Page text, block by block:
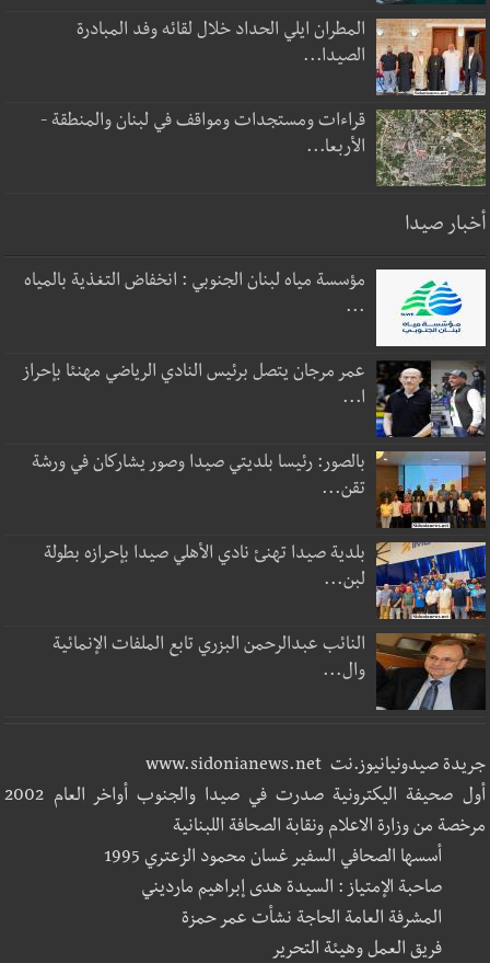
المطران ايلي الحداد خلال لقائه وفد المبادرة
الصيدا...
قراءات ومستجدات ومواقف في لبنان والمنطقة -
الأربعا...
أخبار صيدا
مؤسسة مياه لبنان الجنوبي : انخفاض التغذية بالمياه
...
عمر مرجان يتصل برئيس النادي الرياضي مهنئا بإحراز
ا...
بالصور: رئيسا بلديتي صيدا وصور يشاركان في ورشة
تقن...
بلدية صيدا تهنئ نادي الأهلي صيدا بإحرازه بطولة
لبن...
النائب عبدالرحمن البزري تابع الملفات الإنمائية
وال...
جريدة صيدونيانيوز.نت www.sidonianews.net
أول صحيفة اليكترونية صدرت في صيدا والجنوب أواخر العام 2002
مرخصة من وزارة الاعلام ونقابة الصحافة اللبنانية
أسسها الصحافي السفير غسان محمود الزعتري 1995
صاحبة الإمتياز : السيدة هدى إبراهيم مارديني
المشرفة العامة الحاجة نشأت عمر حمزة
فريق العمل وهيئة التحرير